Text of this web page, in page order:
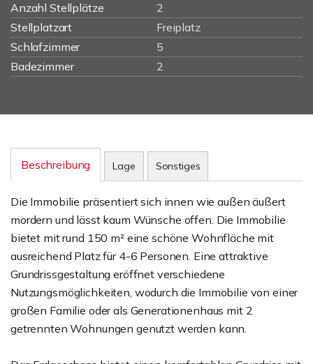
Anzahl Stellplätze
2
Stellplatzart
Freiplatz
Schlafzimmer
5
Badezimmer
2
Beschreibung Lage Sonstiges
Die Immobilie präsentiert sich innen wie außen äußert
mordern und lässt kaum Wünsche offen. Die Immobilie
bietet mit rund 150 m² eine schöne Wohnfläche mit
ausreichend Platz für 4-6 Personen. Eine attraktive
Grundrissgestaltung eröffnet verschiedene
Nutzungsmöglichkeiten, wodurch die Immobilie von einer
großen Familie oder als Generationenhaus mit 2
getrennten Wohnungen genutzt werden kann.